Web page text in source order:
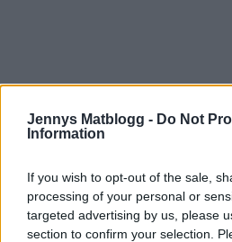
Jennys Matblogg - Do Not
Information
If you wish to opt-out of the sale,
processing of your personal or
targeted advertising by us, please
section to confirm your selection.